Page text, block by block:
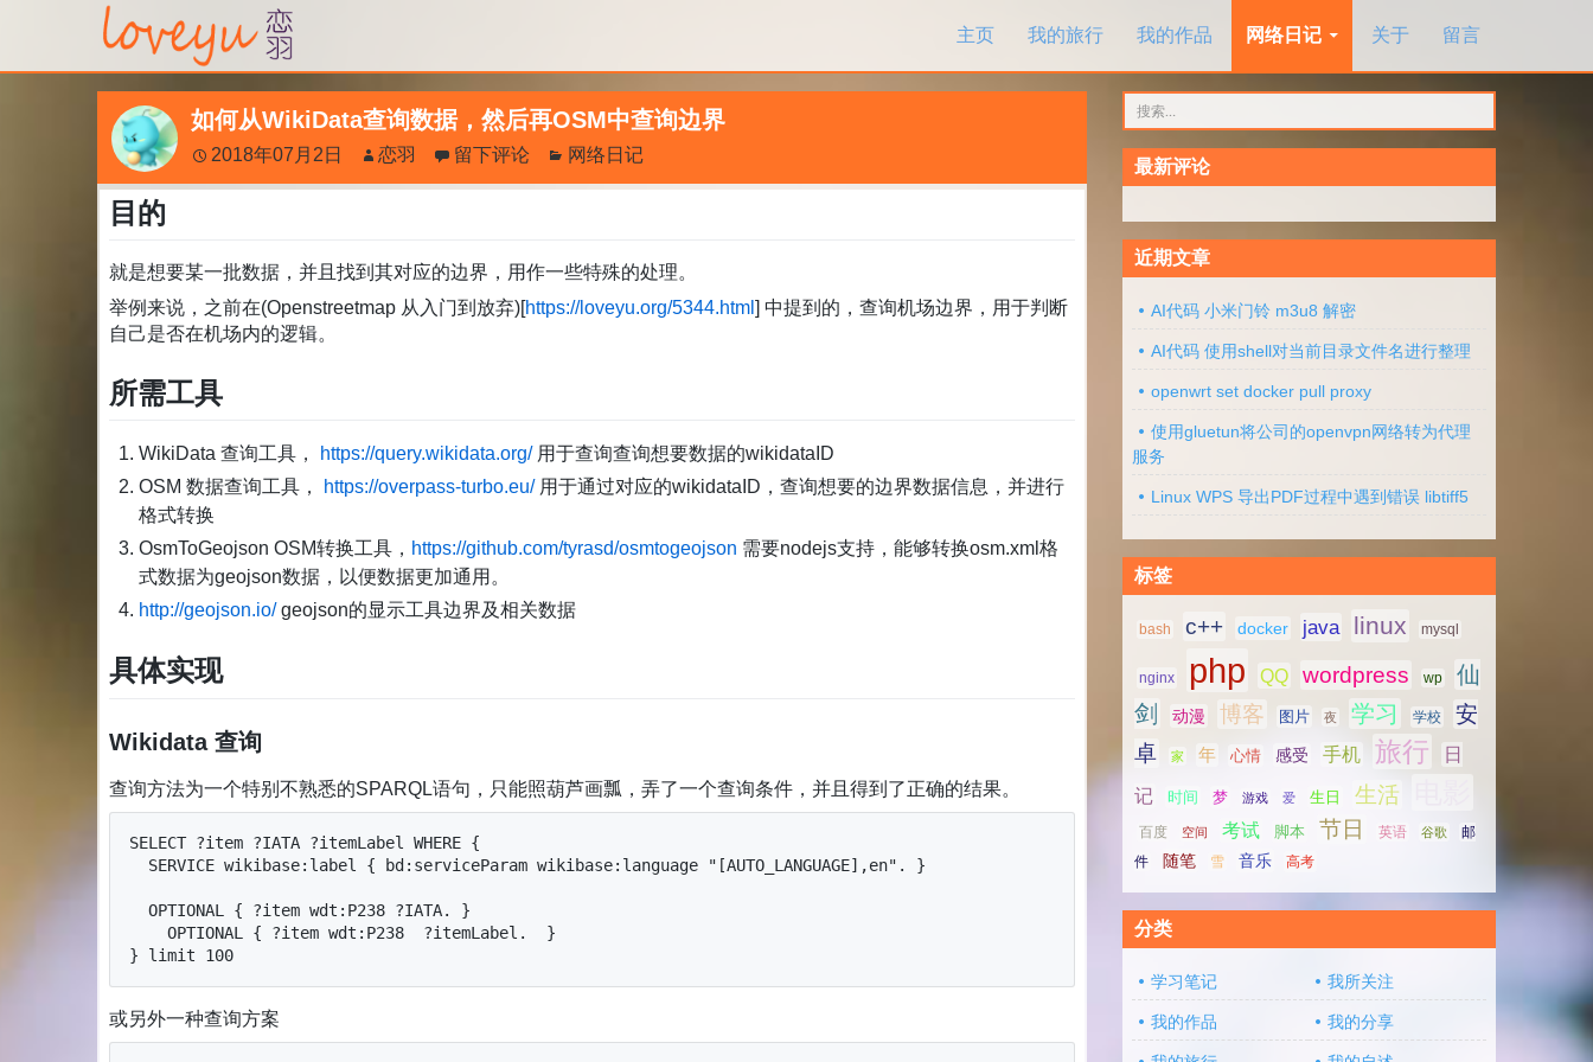
主页
我的旅行 我的作品 网络日记 关于 留言
如何从WikiData查询数据，然后再OSM中查询边界
2018年07月2日 恋羽 留下评论 网络日记
目的
就是想要某一批数据，并且找到其对应的边界，用作一些特殊的处理。
举例来说，之前在(Openstreetmap 从入门到放弃)[https://loveyu.org/5344.html ] 中提到的，查询机场边界，用于判断
自己是否在机场内的逻辑。
所需工具
WikiData 查询工具， https://query.wikidata.org/用于查询查询想要数据的wikidataID
OSM 数据查询工具，
https://overpass-turbo.eu/用于通过对应的wikidataID，查询想要的边界数据信息，并进行
格式转换
OsmToGeojson OSM转换工具， https://github.com/tyrasd/osmtogeojson 需要nodejs支持，能够转换osm.xml格
式数据为geojson数据，以便数据更加通用。
http://geojson.io/geojson的显示工具边界及相关数据
具体实现
Wikidata 查询
查询方法为一个特别不熟悉的SPARQL语句，只能照葫芦画瓢，弄了一个查询条件，并且得到了正确的结果。
SELECT ?item ?IATA ?itemLabel WHERE {
} limit 100
或另外一种查询方案
索：
最新评论
近期文章
AI代码 小米门铃 m3u8 解密
AI代码 使用shell对当前目录文件名进行整理
openwrt set docker pull proxy
使用gluetun将公司的openvpn网络转为代理
服务
Linux WPS 导出PDF过程中遇到错误 libtiff5
标签
bash c++ docker java linux mysql
nginx php QQ wordpress wp
仙
剑
动漫 博客 图片 夜 学习 学校
安
卓
家 年 心情 感受 手机 旅行 日
记 时间 梦 游戏 爱 生日 生活
百度 空间 考试 脚本 节日 英语 谷歌 邮
件 随笔 雪 音乐 高考
分类
学习笔记 我所关注
我的作品 我的分享